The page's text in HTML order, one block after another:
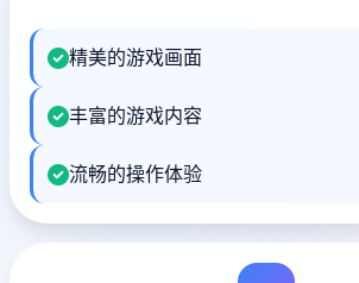
精美的游戏画面
丰富的游戏内容
流畅的操作体验